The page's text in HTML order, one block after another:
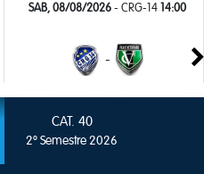
SAB, 08/08/2026 - CRG-14 14:00
-
CAT. 40
2º Semestre 2026